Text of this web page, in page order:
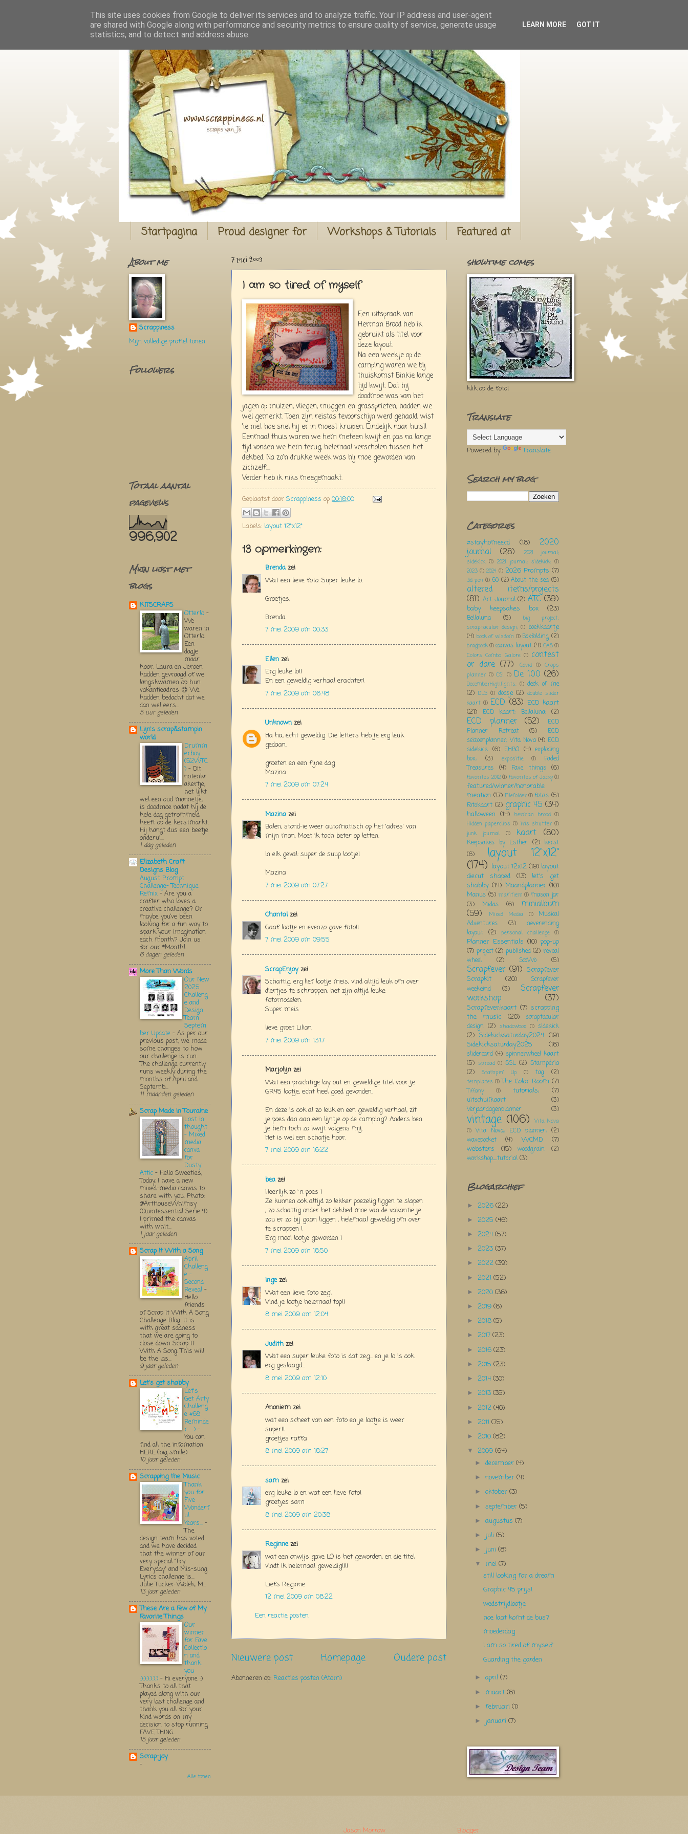
Startpagina Proud designer for Workshops & Tutorials Featured at
7 mei 2009
I am so tired of myself
Een uitspraak van
Herman Brood heb ik
gebruikt als titel voor
deze layout.
Na een weekje op de
camping waren we bij
thuiskomst Binkie lange
tijd kwijt. Dat hij
doodmoe was van het
jagen op muizen, vliegen, muggen en grassprieten, hadden we
wel gemerkt. Toen zijn reistas tevoorschijn werd gehaald, wist
'ie niet hoe snel hij er in moest kruipen. Eindelijk naar huis!!
Eenmaal thuis waren we hem meteen kwijt en pas na lange
tijd vonden we hem terug, helemaal verscholen tussen het
dekbed. Na zo'n drukke week was hij moe geworden van
zichzelf....
Verder heb ik niks meegemaakt.
Geplaatst door Scrappiness op 00:18:00
Labels: layout 12"x12"
13 opmerkingen:
Brenda zei
Wat een lieve foto. Super leuke lo.
Groetjes,
Brenda
7 mei 2009 om 00:33
Ellen zei
Erg leuke lo!!
En een geweldig verhaal erachter!
7 mei 2009 om 06:48
Unknown zei
Ha ha, echt geweldig. Die letters heb je erg leuk
gedaan.
groeten en een fijne dag
Mazina
7 mei 2009 om 07:24
Mazina zei
Balen, stond-ie weer automatisch op het 'adres' van
mijn man. Moet ik toch beter op letten.
In elk geval: super de suup lootje!
Mazina
7 mei 2009 om 07:27
Chantal zei
Gaaf lootje en evenzo gave foto!!
7 mei 2009 om 09:55
ScrapEnjoyzei
Schattig, erg lief lootje meis, vind altijd leuk om over
diertjes te schrappen, het zijn altijd leuke
fotomodelen.
Super meis
lieve groet Lilian
7 mei 2009 om 13:17
Marjolijn zei
Wat een prachtige lay out en geweldige titel voor je
GR45 lootje, echt heel goed gevonden.
En deze is ook al zo leuk en een geweldig verhaal, zit
je poes dan aan een lijntje op de camping? Anders ben
je hem toch zo kwijt volgens mij.
Het is wel een schatje hoor.
7 mei 2009 om 16:22
bea zei
Heerlijk zo`n poes !
Ze kunnen ook altijd zo lekker poezelig liggen te slapen
, zo schattig onder het dekbed moe van de vakantie je
zou er zo bij gaan liggen , helemaal geweldig om over
te scrappen !
Erg mooi lootje geworden !
7 mei 2009 om 18:50
Ingezei
Wat een lieve foto zeg!
Vind je lootje helemaal top!!
8 mei 2009 om 12:04
Judith zei
Wat een super leuke foto is dat zeg... en je lo is ook
erg geslaagd...
8 mei 2009 om 12:10
Anoniem zei
wat een scheet van een foto en je lootje is weer
super!!
groetjes raffa
8 mei 2009 om 18:27
sam zei
erg leuke lo en wat een lieve foto!
groetjes sam
8 mei 2009 om 20:38
Reginnezei
wat een onwijs gave LO is het geworden, en die titel
vindt ik helemaal geweldig!!!!
Liefs Reginne
12 mei 2009 om 08:22
Een reactie posten
Nieuwere post Oudere post
Homepage
Abonneren op: Reacties posten (Atom)
About me
Scrappiness
Mijn volledige profiel tonen
Followers
Totaal aantal
pageviews
996,902
Mijn lijst met
blogs
KITSCRAPS
Otterlo -
We
waren in
Otterlo.
Een
dagje
maar
hoor. Laura en Jeroen
hadden gevraagd of we
langskwamen op hun
vakantieadres 😊 We
hadden bedacht dat we
dan wel eers...
5 uur geleden
Lijn's scrap&stampin
world
Drumm
erboy....
(52WTC
) - Dit
notenkr
akertje,
het lijkt
wel een oud mannetje,
is doodmoe nadat hij de
hele dag getrommeld
heeft op de kerstmarkt.
Hij hangt dus een beetje
onderui...
1 dag geleden
Elizabeth Craft
Designs Blog
August Prompt
Challenge- Technique
Remix - Are you a
crafter who loves a
creative challenge? Or
maybe you’ve been
looking for a fun way to
spark your imagination
each month? Join us
for our *Monthl...
6 dagen geleden
More Than Words
Our New
2025
Challeng
e and
Design
Team
Septem
ber Update - As per our
previous post, we made
some changes to how
our challenge is run.
The challenge currently
runs weekly during the
months of April and
Septemb...
11 maanden geleden
Scrap Made in Touraine
Lost in
thought
- Mixed
media
canva
for
Dusty
Attic - Hello Sweeties,
Today, I have a new
mixed-media canvas to
share with you. Photo:
@ArtHouseWhimsy
(Quintessential Serie 4)
I primed the canvas
with whit...
1 jaar geleden
Scrap It With a Song
April
Challeng
e -
Second
Reveal -
Hello
friends
of Scrap It With A Song
Challenge Blog. It is
with great sadness
that we are going to
close down Scrap It
With A Song. This will
be the las...
9 jaar geleden
Let's get shabby
Let's
Get Arty
Challeng
e #68
Reminde
r.....:) -
You can
find all the infomation
HERE (big smile)
10 jaar geleden
Scrapping the Music
Thank
you for
Five
Wonderf
ul
Years... -
The
design team has voted
and we have decided
that the winner of our
very special "Try
Everyday" and Mis-sung
Lyrics challenge is...
Julie Tucker-Wolek, M...
13 jaar geleden
These Are a Few of My
Favorite Things
Our
winner
for Fave
Collectio
n and
thank
you
:):):):):):) - Hi everyone :)
Thanks to all that
played along with our
very last challenge and
thank you all for your
kind words on my
decision to stop running
FAVE THING...
15 jaar geleden
Scrap-joy
-
Alle tonen
showtime comes
klik op de foto!
Translate
Powered by Translate
Search my blog
Categories
#stayhomeecd (18) 2020
journal (28)
2021 journal;
sidekick (1) 2021 journal; sidekick; (1)
2023 (1) 2024 (1) 2026 Prompts (7)
3d pen (1) 60 (2) About the sea (5)
altered items/projects
(81) Art Journal (2) ATC (39)
baby keepsakes box (23)
Bellaluna (5)
big project;
scraptacular design; (1) boekkaartje
(4) book of wisdom (1) Boxfolding (2)
bragbook(1)canvas layout (4) CAS(1)
Colors Combo Galore (1) contest
or dare (77) Covid (1) Crops
planner (1) CSI (1) De 100 (26)
DecemberHighlights; (1) deck of me
(2) DLS (1) doosje (2) double slider
kaart (1) ECD (83) ECD kaart
(21)
ECD kaart; Bellaluna; (2)
ECD planner (52)
ECD
Planner Retreat
(5)
ECD
seizoenplanner; Vita Nova (4) ECD
sidekick (6) EHBO (4) exploding
box;
(3) expositie (1)
Faded
Treasures
(4) Fave things (6)
favorites 2012 (1) favorites of Jacky (1)
featured/winner/honorable
mention (17) Filefolder (1) foto's (5)
Fotokaart (2) graphic 45 (34)
halloween (14) herman brood (1)
Hidden paperclips (1) iris shutter (1)
junk journal
(1) kaart (80)
Keepsakes by Esther (2) kerst
(6)
layout 12"x12"
(174) layout 12x12 (19) layout
diecut shaped
(13)
let's get
shabby (14) Maandplanner (10)
Manus (5) maritiem (1) mason jar
(3)
Midas (6) minialbum
(59) Mixed Media (1)
Musical
Adventures
(3)
neverending
layout (2) personal challenge (1)
Planner Essentials (10) pop-up
(7) project (2) published (2) reveal
wheel
(2) ScoWo (5)
Scrapfever (91) Scrapfever
Scrapkit
(20)
Scrapfever
weekeind
(3) Scrapfever
workshop (37)
Scrapfever;kaart (7) scrapping
the music
(20)
scraptacular
design (2) shadowbox (1) sidekick
(2) Sidekicksaturday2024 (19)
Sidekicksaturday2025
(16)
slidercard (4) spinnerwheel kaart
(5) spread (1) SSL (2) Stampéria
(2)
Stampin' Up (1) tag (2)
templates (1) The Color Room (7)
Tiffany (1) tutorials; (7)
uitschuifkaart
(3)
Verjaardagenplanner
(3)
vintage (106)
Vita Nova
(1) Vita Nova; ECD planner; (2)
wavepocket
(4) WCMD
(7)
websters
(15) woodgrain
(2)
workshop_tutorial (3)
Blogarchief
► 2026 (22)
► 2025 (46)
► 2024 (57)
► 2023 (37)
► 2022 (39)
► 2021 (52)
► 2020 (36)
► 2019 (6)
► 2018 (5)
► 2017 (23)
► 2016 (23)
► 2015 (23)
► 2014 (30)
► 2013 (35)
► 2012 (40)
► 2011 (75)
► 2010 (82)
▼ 2009 (64)
►december(4)
►november(4)
►oktober(3)
►september(5)
►augustus(7)
► juli(5)
► juni(8)
▼ mei(7)
still looking for a dream
Graphic 45 prijs!
wedstrijdlootje
hoe laat komt de bus?
moederdag
I am so tired of myself
Guarding the garden
►april(7)
► maart(6)
►februari(1)
► januari(7)
Jason Morrow. Mogelijk gemaakt door Blogger.
This site uses cookies from Google to deliver its services and to analyze traffic. Your IP address and user-agent
are shared with Google along with performance and security metrics to ensure quality of service, generate usage
statistics, and to detect and address abuse.
LEARN MORE GOT IT